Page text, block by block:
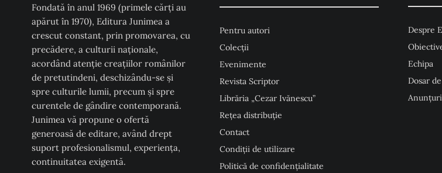
Fondată în anul 1969 (primele cărți au
apărut în 1970), Editura Junimea a
crescut constant, prin promovarea, cu
precădere, a culturii naţionale,
acordând atenţie creaţiilor românilor
de pretutindeni, deschizându-se şi
spre culturile lumii, precum şi spre
curentele de gândire contemporană.
Junimea vă propune o ofertă
generoasă de editare, având drept
suport profesionalismul, experiența,
continuitatea exigentă.
Pentru autori
Colecţii
Evenimente
Revista Scriptor
Librăria „Cezar Ivănescu”
Rețea distribuție
Contact
Condiţii de utilizare
Politică de confidențialitate
Despre
Echipa
Dosar
Anunţuri